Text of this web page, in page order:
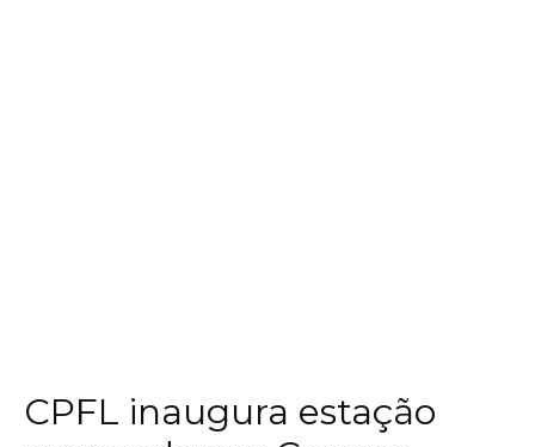
CPFL inaugura estação